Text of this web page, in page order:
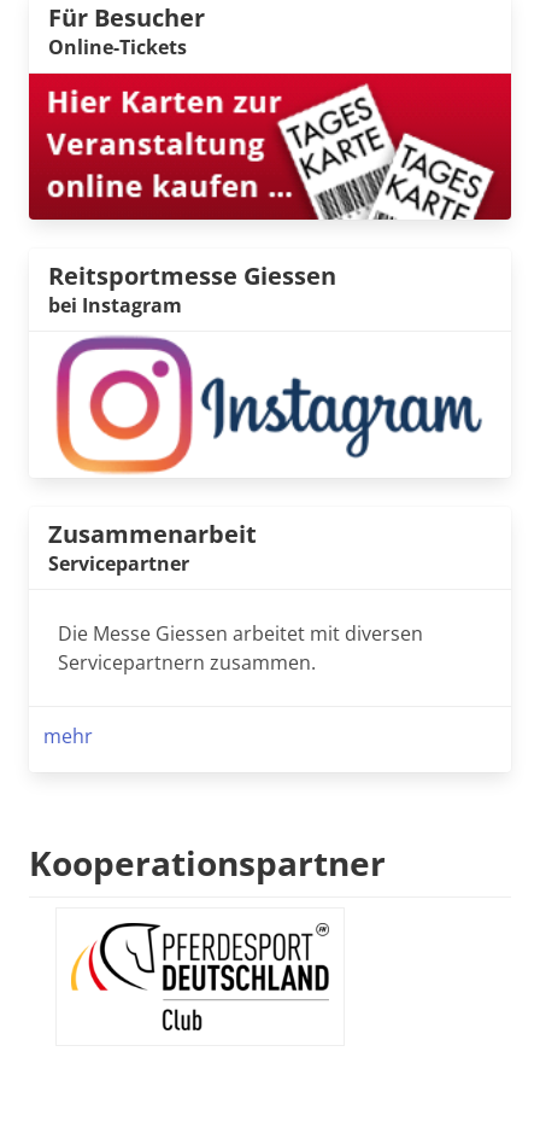
Für Besucher
Online-Tickets
Reitsportmesse Giessen
bei Instagram
Zusammenarbeit
Servicepartner
Die Messe Giessen arbeitet mit diversen
Servicepartnern zusammen.
mehr
Kooperationspartner